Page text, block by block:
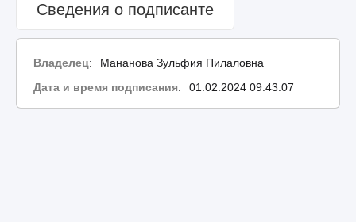
Сведения о подписанте
Владелец:
Мананова Зульфия Пилаловна
Дата и время подписания: 01.02.2024 09:43:07